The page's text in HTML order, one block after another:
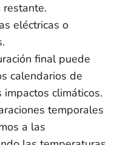
restante.
eléctricas o
final puede
calendarios de
impactos climáticos.
temporales
a las